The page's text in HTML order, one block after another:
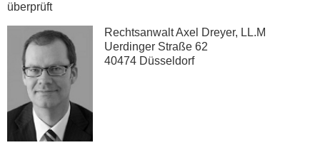
überprüft
Rechtsanwalt Axel Dreyer, LL.M
Uerdinger Straße 62
40474 Düsseldorf